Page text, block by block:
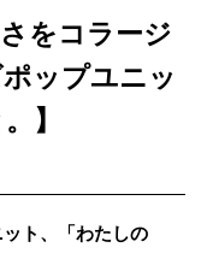
ー
をコラージ
ップユニッ
】
ト、「わたしの